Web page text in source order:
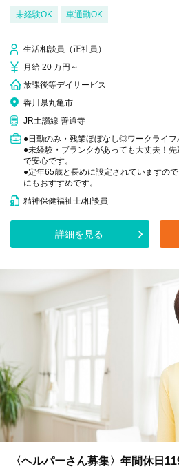
未経験OK 車通勤OK
生活相談員（正社員）
月給 20 万円～
放課後等デイサービス
香川県丸亀市
JR土讃線 善通寺
●日勤のみ・残業ほぼなし◎ワークライ
●未経験・ブランクがあっても大丈夫！
で安心です。
●定年65歳と長めに設定されていますの
にもおすすめです。
精神保健福祉士/相談員
詳細を見る
〈ヘルパーさん募集〉年間休日